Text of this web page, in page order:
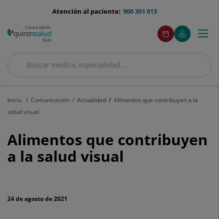
menu-
900 301 013
Atención al paciente:
Buscar
Buscar
menuAcceso
Pedir
cita
Este
enlace
se
en
Mi
Quirónsalud
Este
enlace
se
en
ventana
nueva.
Menú
Inicio Comunicación Actualidad
Alimentos que contribuyen a la
salud visual
Alimentos
que
Alimentos que contribuyen
a la salud visual
24 de agosto de 2021